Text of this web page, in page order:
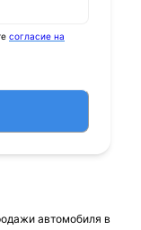
согласие на
автомобиля в